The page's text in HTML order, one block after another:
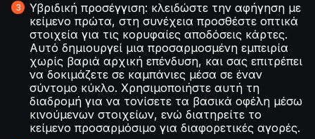
Υβριδική προσέγγιση: κλειδώστε την αφήγηση με
κείμενο πρώτα, στη συνέχεια προσθέστε οπτικά
στοιχεία για τις κορυφαίες αποδόσεις κάρτες.
Αυτό δημιουργεί μια προσαρμοσμένη εμπειρία
χωρίς βαριά αρχική επένδυση, και σας επιτρέπει
να δοκιμάζετε σε καμπάνιες μέσα σε έναν
σύντομο κύκλο. Χρησιμοποιήστε αυτή τη
διαδρομή για να τονίσετε τα βασικά οφέλη μέσω
κινούμενων στοιχείων, ενώ διατηρείτε το
κείμενο προσαρμόσιμο για διαφορετικές αγορές.